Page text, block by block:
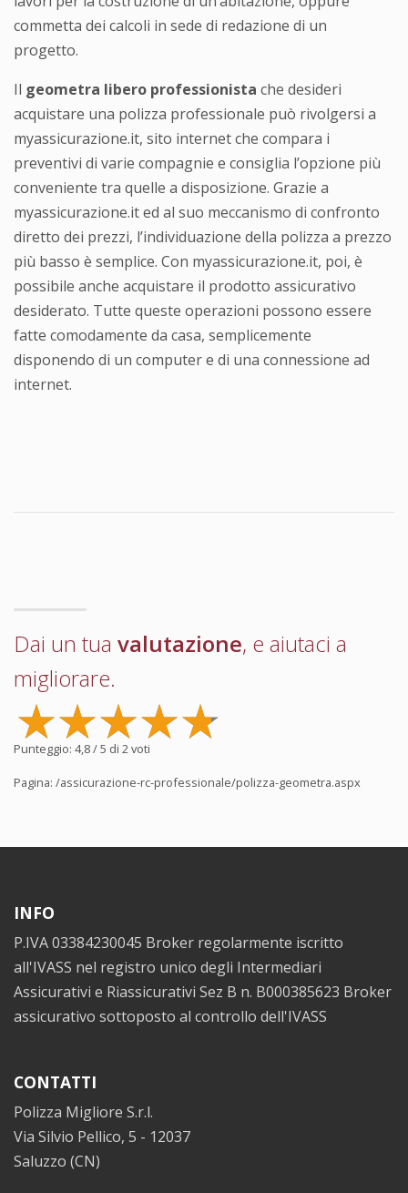
commetta dei calcoli in sede di redazione di un
progetto.
Il geometra libero professionista che desideri
acquistare una polizza professionale può rivolgersi a
myassicurazione.it, sito internet che compara i
preventivi di varie compagnie e consiglia l’opzione più
conveniente tra quelle a disposizione. Grazie a
myassicurazione.it ed al suo meccanismo di confronto
diretto dei prezzi, l’individuazione della polizza a prezzo
più basso è semplice. Con myassicurazione.it, poi, è
possibile anche acquistare il prodotto assicurativo
desiderato. Tutte queste operazioni possono essere
fatte comodamente da casa, semplicemente
disponendo di un computer e di una connessione ad
internet.
Dai un tua valutazione, e aiutaci a
migliorare.
Punteggio: 4,8/ 5 di 2voti
Pagina: /assicurazione-rc-professionale/polizza-geometra.aspx
INFO
P.IVA 03384230045 Broker regolarmente iscritto
all'IVASS nel registro unico degli Intermediari
Assicurativi e Riassicurativi Sez B n. B000385623 Broker
assicurativo sottoposto al controllo dell'IVASS
CONTATTI
Polizza Migliore S.r.l.
Via Silvio Pellico, 5 - 12037
Saluzzo (CN)